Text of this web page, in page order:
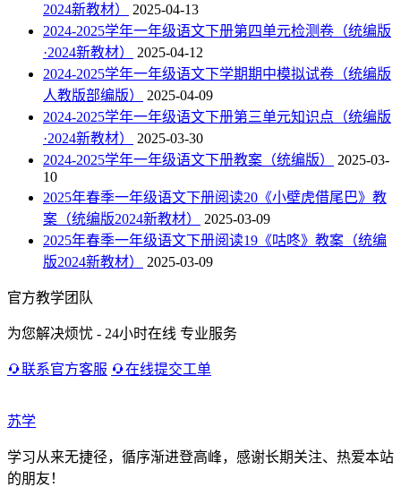
2024新教材）
2025-04-13
2024-2025学年一年级语文下册第四单元检测卷（统编版
·2024新教材）
2025-04-12
2024-2025学年一年级语文下学期期中模拟试卷（统编版
人教版部编版）
2025-04-09
2024-2025学年一年级语文下册第三单元知识点（统编版
·2024新教材）
2025-03-30
2024-2025学年一年级语文下册教案（统编版）
2025-03-
10
2025年春季一年级语文下册阅读20《小壁虎借尾巴》教
案（统编版2024新教材）
2025-03-09
2025年春季一年级语文下册阅读19《咕咚》教案（统编
版2024新教材）
2025-03-09
官方教学团队
为您解决烦忧 - 24小时在线 专业服务
联系官方客服 在线提交工单
苏学
学习从来无捷径，循序渐进登高峰，感谢长期关注、热爱本站
的朋友！